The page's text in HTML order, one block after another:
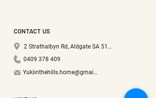
CONTACT US
2 Strathalbyn Rd, Aldgate SA 5154
0409 378 409
Yukiinthehills.home@gmail.com